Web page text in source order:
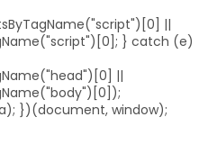
||
} catch (e)
||
})(document, window);